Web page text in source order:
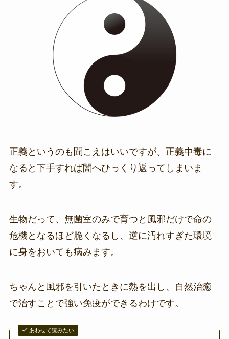
正義というのも聞こえはいいですが、正義中毒に
なると下手すれば闇へひっくり返ってしまいま
す。
生物だって、無菌室のみで育つと風邪だけで命の
危機となるほど脆くなるし、逆に汚れすぎた環境
に身をおいても病みます。
ちゃんと風邪を引いたときに熱を出し、自然治癒
で治すことで強い免疫ができるわけです。
あわせて読みたい